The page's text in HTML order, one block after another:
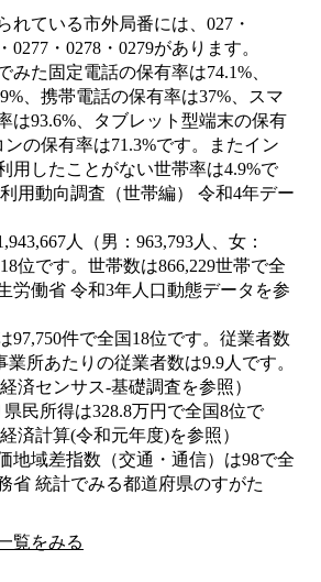
れている市外局番には、027・
0277・0278・0279があります。
みた固定電話の保有率は74.1%、
、携帯電話の保有率は37%、スマ
は93.6%、タブレット型端末の保有
ンの保有率は71.3%です。またイン
用したことがない世帯率は4.9%で
用動向調査（世帯編） 令和4年デー
人（男：963,793人、女：
位です。世帯数は866,229世帯で全
労働省 令和3年人口動態データを参
97,750件で全国18位です。従業者数
業所あたりの従業者数は9.9人です。
済センサス‐基礎調査を参照）
民所得は328.8万円で全国8位で
済計算(令和元年度)を参照）
地域差指数（交通・通信）は98で全
省 統計でみる都道府県のすがた
覧をみる